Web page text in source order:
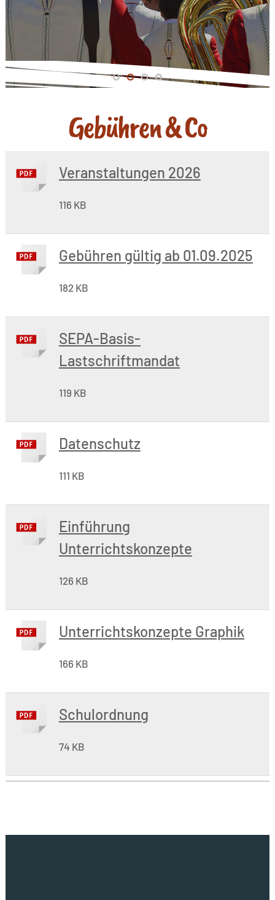
Gebühren & Co
116 KB
Veranstaltungen 2026
182 KB
Gebühren gültig ab 01.09.2025
119 KB
SEPA-Basis-
Lastschriftmandat
111 KB
Datenschutz
126 KB
Einführung
Unterrichtskonzepte
166 KB
Unterrichtskonzepte Graphik
74 KB
Schulordnung